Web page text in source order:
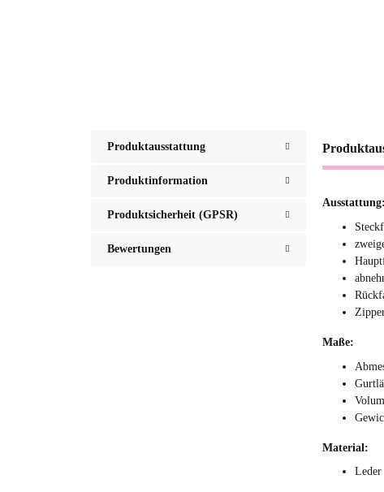
Produktausstattung
Produktinformation
Produktsicherheit (GPSR)
Bewertungen
Ausstattung:
Maße:
Material:
Leder